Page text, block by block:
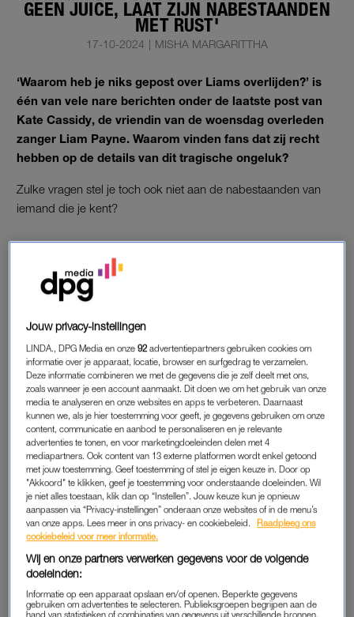
GEEN JUICE, LAAT ZIJN NABESTAANDEN
MET RUST'
17-10-2024 | MISHA MARGARITTHA
‘Waarom heb je niks gepost over Liams overlijden?’ is
één van vele nare berichten onder de laatste post van
Kate Cassidy, de vriendin van de woensdag overleden
zanger Liam Payne. Waarom vinden fans dat zij recht
hebben op de details van dit tragische ongeluk?
Zulke vragen stel je toch ook niet aan de nabestaanden van
iemand die je kent?
OVERLIJDEN LIAM PAYNE
Vannacht kwam het tragische nieuws naar buiten dat Liam
Payne (31), bekend van boyband One Direction,
van een hotelbalkon is overleden
heeft inmiddels laten weten kapot te zijn van het nieuws.
Dat entertainmentsites dit nieuws oppakken is logisch. Zij
verdienen immers hun brood met het schrijven over
beroemdheden, hoe vrolijk of tragisch een gebeurtenis ook is.
Je zou denken dat fans daar hun informatie vandaan halen.
Maar wat mij opvalt na dit nieuws is dat vooral nabestaanden
op social media worden gestalkt voor informatie.
Onder de post van Liams vriendin, Kate Cassidy, laten
nieuwsgierige aagjes zich van hun slechtste kant zien. Niet
alleen laten ze enorm kwalijke beschuldigingen achter,
waaronder‘Did you push him?’, It’s your fault’
happy now’.Ze vragen – nee, eisen – meer informatie over het
Jouw privacy-instellingen
LINDA., DPG Media en onze92 advertentiepartners gebruiken cookies om
informatie over je apparaat, locatie, browser en surfgedrag te verzamelen.
Deze informatie combineren we met de gegevens die je zelf deelt met ons,
zoals wanneer je een account aanmaakt. Dit doen we om het gebruik van onze
media te analyseren en onze websites en apps te verbeteren. Daarnaast
kunnen we, als je hier toestemming voor geeft, je gegevens gebruiken om onze
content, communicatie en aanbod te personaliseren en je relevante
advertenties te tonen, en voor marketingdoeleinden delen met 4
mediapartners. Ook content van 13 externe platformen wordt enkel getoond
met jouw toestemming. Geef toestemming of stel je eigen keuze in. Door op
"Akkoord" te klikken, geef je toestemming voor onderstaande doeleinden. Wil
je niet alles toestaan, klik dan op “Instellen”. Jouw keuze kun je opnieuw
aanpassen via “Privacy-instellingen” onderaan onze websites of in de menu’s
van onze apps. Lees meer in ons privacy- en cookiebeleid.
Raadpleeg ons
cookiebeleid voor meer informatie.
Wij en onze partners verwerken gegevens voor de volgende
doeleinden:
Informatie op een apparaat opslaan en/of openen. Beperkte gegevens
gebruiken om advertenties te selecteren. Publieksgroepen begrijpen aan de
hand van statistieken of combinaties van gegevens uit verschillende bronnen.